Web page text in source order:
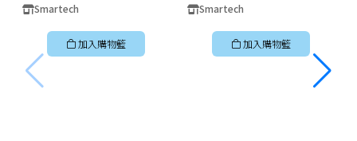
Smartech
加入購物籃
Smartech
加入購物籃